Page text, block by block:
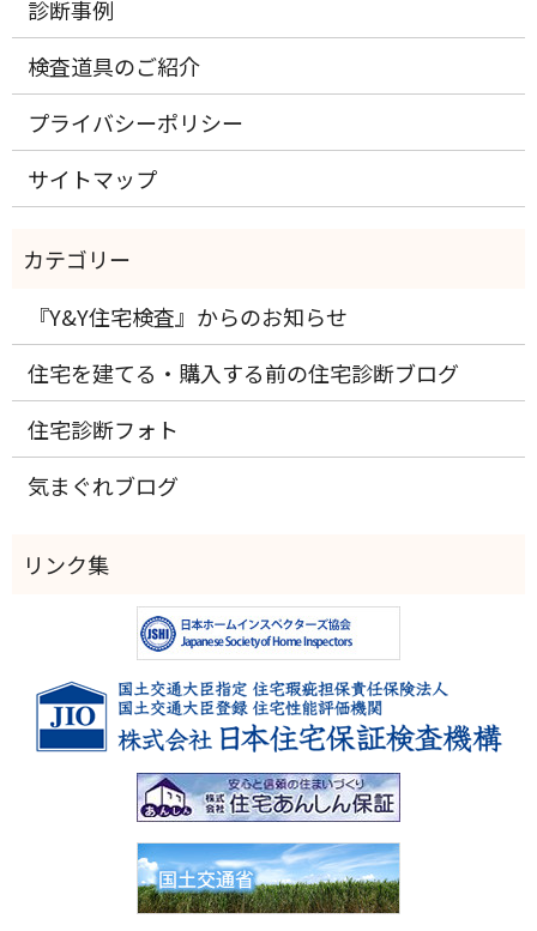
診断事例
検査道具のご紹介
プライバシーポリシー
サイトマップ
『Y&Y住宅検査』からのお知らせ
住宅を建てる・購入する前の住宅診断ブログ
住宅診断フォト
気まぐれブログ